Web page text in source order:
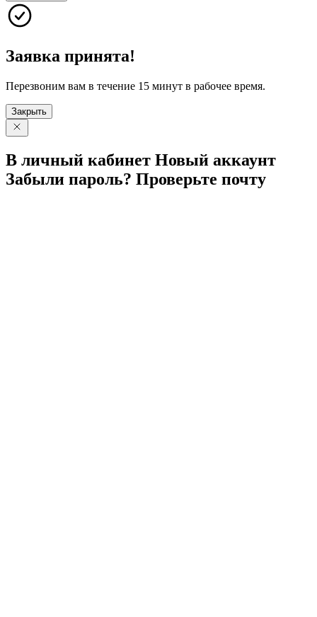
Заявка принята!
Перезвоним вам в течение 15 минут в рабочее время.
Закрыть
В личный кабинет Новый аккаунт
Забыли пароль? Проверьте почту